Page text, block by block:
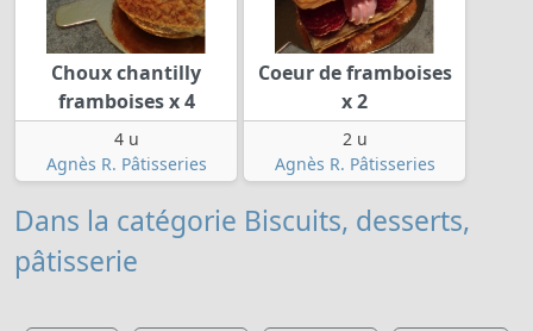
Choux chantilly
framboises x 4
4 u
Agnès R. Pâtisseries
Coeur de framboises
x 2
2 u
Agnès R. Pâtisseries
Dans la catégorie Biscuits, desserts,
pâtisserie